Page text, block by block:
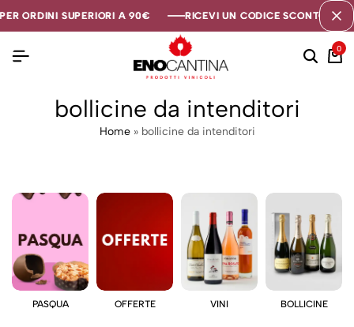
ORDINI SUPERIORI A 90€ RICEVI UN CODICE SCONTO DI
ORDINI SUPERIORI A 90€ RICEVI UN CODICE SCONTO DI
ORDINI SUPERIORI A 90€ RICEVI UN CODICE SCONTO DI
0
bollicine da intenditori
Home» bollicine da intenditori
PASQUA OFFERTE VINI BOLLICINE